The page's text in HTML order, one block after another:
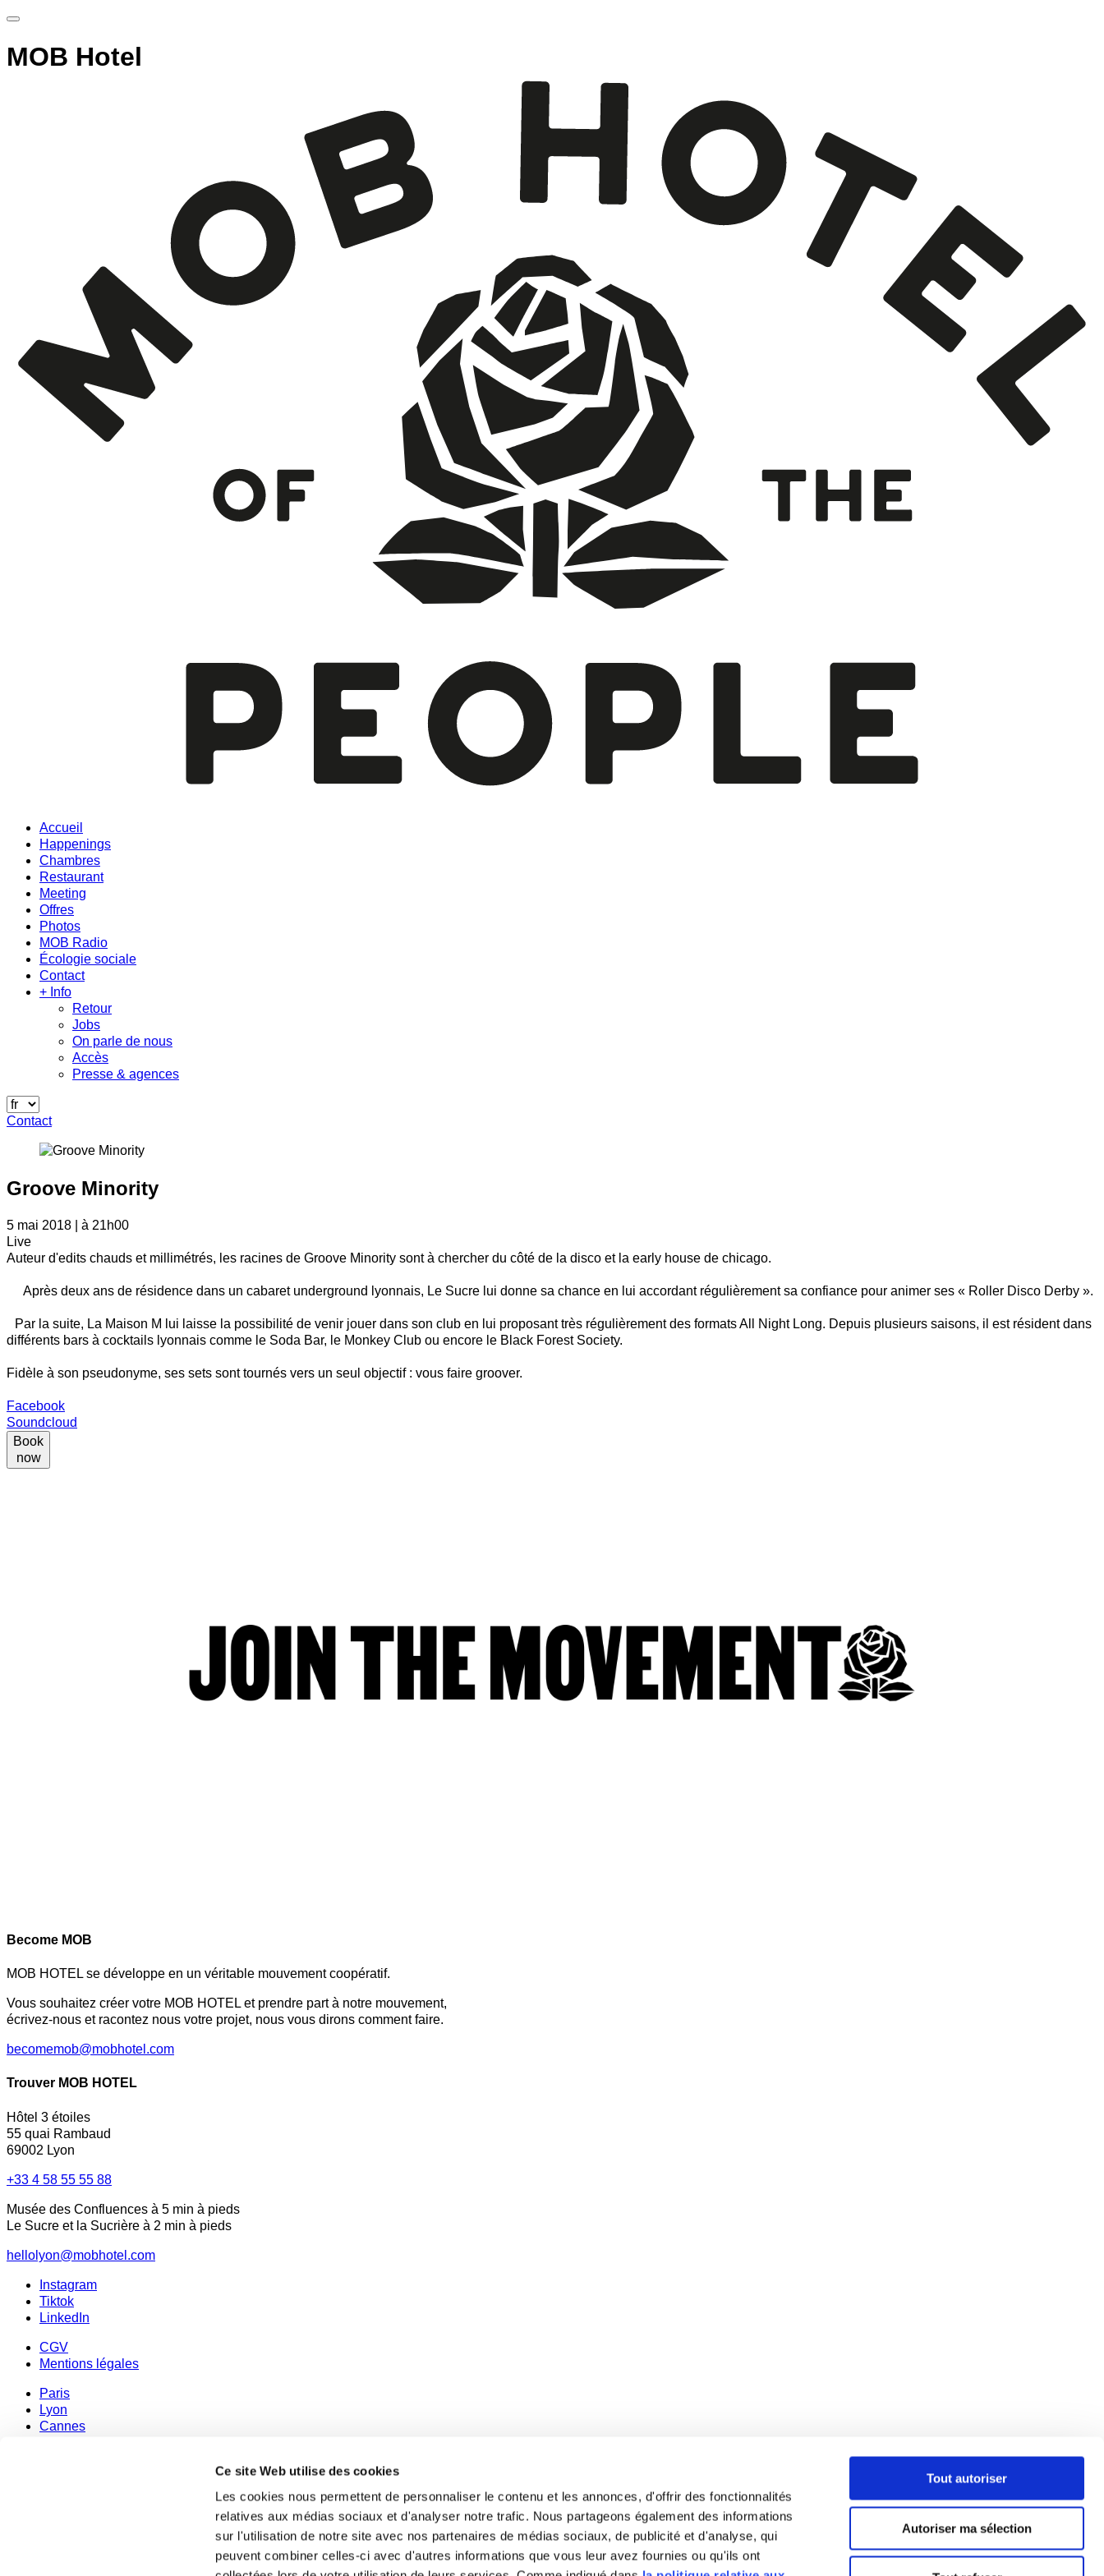
Ce site Web utilise des cookies
Les cookies nous permettent de personnaliser le contenu et les annonces, d'offrir des fonctionnalités
relatives aux médias sociaux et d'analyser notre trafic. Nous partageons également des informations
sur l'utilisation de notre site avec nos partenaires de médias sociaux, de publicité et d'analyse, qui
peuvent combiner celles-ci avec d'autres informations que vous leur avez fournies ou qu'ils ont
Tout autoriser
Autoriser ma sélection
MOB Hotel
Accueil
Happenings
Chambres
Restaurant
Meeting
Offres
Photos
MOB Radio
Écologie sociale
Contact
+ Info
Retour
Jobs
On parle de nous
Accès
Presse & agences
Contact
Groove Minority
5 mai 2018 | à 21h00
Live
Auteur d'edits chauds et millimétrés, les racines de Groove Minority sont à chercher du côté de la disco et la early house de chicago.
Après deux ans de résidence dans un cabaret underground lyonnais, Le Sucre lui donne sa chance en lui accordant régulièrement sa confiance pour animer ses « Roller Disco Derby ».
Par la suite, La Maison M lui laisse la possibilité de venir jouer dans son club en lui proposant très régulièrement des formats All Night Long. Depuis plusieurs saisons, il est résident dans
différents bars à cocktails lyonnais comme le Soda Bar, le Monkey Club ou encore le Black Forest Society.
Fidèle à son pseudonyme, ses sets sont tournés vers un seul objectif : vous faire groover.
Facebook
Soundcloud
Book
now
Become MOB
MOB HOTEL se développe en un véritable mouvement coopératif.
Vous souhaitez créer votre MOB HOTEL et prendre part à notre mouvement,
écrivez-nous et racontez nous votre projet, nous vous dirons comment faire.
becomemob@mobhotel.com
Trouver MOB HOTEL
Hôtel 3 étoiles
55 quai Rambaud
69002 Lyon
+33 4 58 55 55 88
Musée des Confluences à 5 min à pieds
Le Sucre et la Sucrière à 2 min à pieds
hellolyon@mobhotel.com
Instagram
Tiktok
LinkedIn
CGV
Mentions légales
Paris
Lyon
Cannes
{{if product.getParentProduct().name}} {{var product.getParentProduct().name}}
Régler mes achats